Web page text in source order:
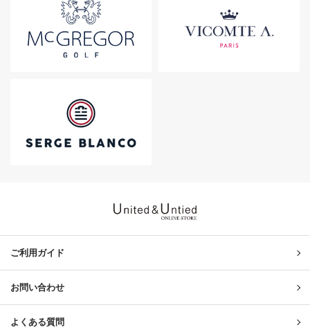
ご利用ガイド
お問い合わせ
よくある質問